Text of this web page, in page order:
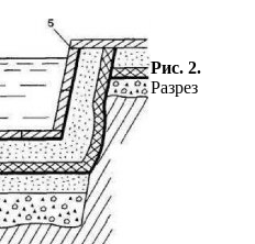
Рис. 2.
Разрез